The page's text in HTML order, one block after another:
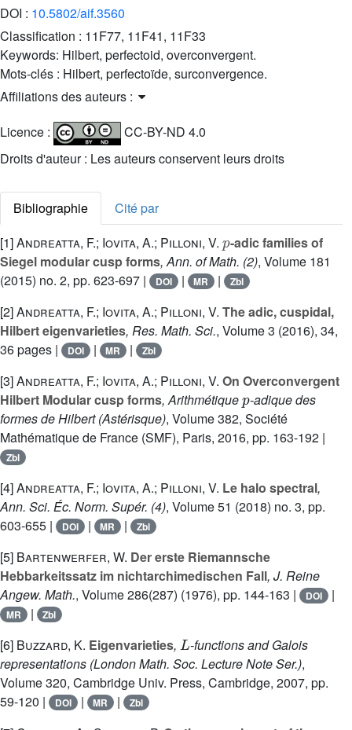
DOI : 10.5802/aif.3560
Classification : 11F77, 11F41, 11F33
Keywords: Hilbert, perfectoid, overconvergent.
Mots-clés : Hilbert, perfectoïde, surconvergence.
Affiliations des auteurs :
Licence :
CC-BY-ND 4.0
Droits d'auteur : Les auteurs conservent leurs droits
Bibliographie
Cité par
[1]Andreatta, F.; Iovita, A.; Pilloni, V.
p
-adic families of
Siegel modular cusp forms, Ann. of Math. (2), Volume 181
(2015) no. 2, pp. 623-697 |
DOI | MR | Zbl
[2]Andreatta, F.; Iovita, A.; Pilloni, V. The adic, cuspidal,
Hilbert eigenvarieties, Res. Math. Sci., Volume 3 (2016), 34,
36 pages |
DOI | MR | Zbl
[3]Andreatta, F.; Iovita, A.; Pilloni, V. On Overconvergent
Hilbert Modular cusp forms, Arithmétique
p
-adique des
formes de Hilbert(Astérisque), Volume 382, Société
Mathématique de France (SMF), Paris, 2016, pp. 163-192 |
Zbl
[4]Andreatta, F.; Iovita, A.; Pilloni, V. Le halo spectral,
Ann. Sci. Éc. Norm. Supér. (4), Volume 51 (2018) no. 3, pp.
603-655 |
DOI | MR | Zbl
[5] Bartenwerfer, W. Der erste Riemannsche
Hebbarkeitssatz im nichtarchimedischen Fall, J. Reine
Angew. Math., Volume 286(287) (1976), pp. 144-163 | DOI |
MR | Zbl
[6] Buzzard, K. Eigenvarieties,
-functions and Galois
representations (London Math. Soc. Lecture Note Ser.),
Volume 320, Cambridge Univ. Press, Cambridge, 2007, pp.
59-120 |
DOI | MR | Zbl